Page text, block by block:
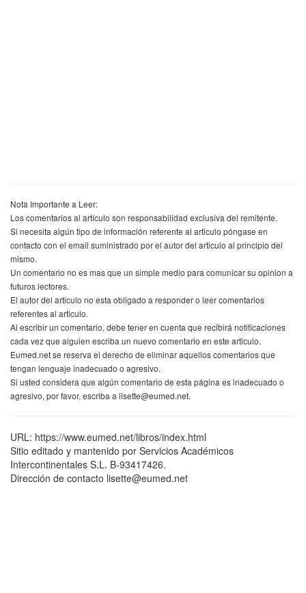
Nota Importante a Leer:
Los comentarios al artículo son responsabilidad exclusiva del remitente.
Si necesita algún tipo de información referente al articulo póngase en
contacto con el email suministrado por el autor del articulo al principio del
mismo.
Un comentario no es mas que un simple medio para comunicar su opinion a
futuros lectores.
El autor del articulo no esta obligado a responder o leer comentarios
referentes al articulo.
Al escribir un comentario, debe tener en cuenta que recibirá notificaciones
cada vez que alguien escriba un nuevo comentario en este articulo.
Eumed.net se reserva el derecho de eliminar aquellos comentarios que
tengan lenguaje inadecuado o agresivo.
Si usted considera que algún comentario de esta página es inadecuado o
agresivo, por favor, escriba a lisette@eumed.net.
URL: https://www.eumed.net/libros/index.html
Sitio editado y mantenido por Servicios Académicos
Intercontinentales S.L. B-93417426.
Dirección de contacto lisette@eumed.net